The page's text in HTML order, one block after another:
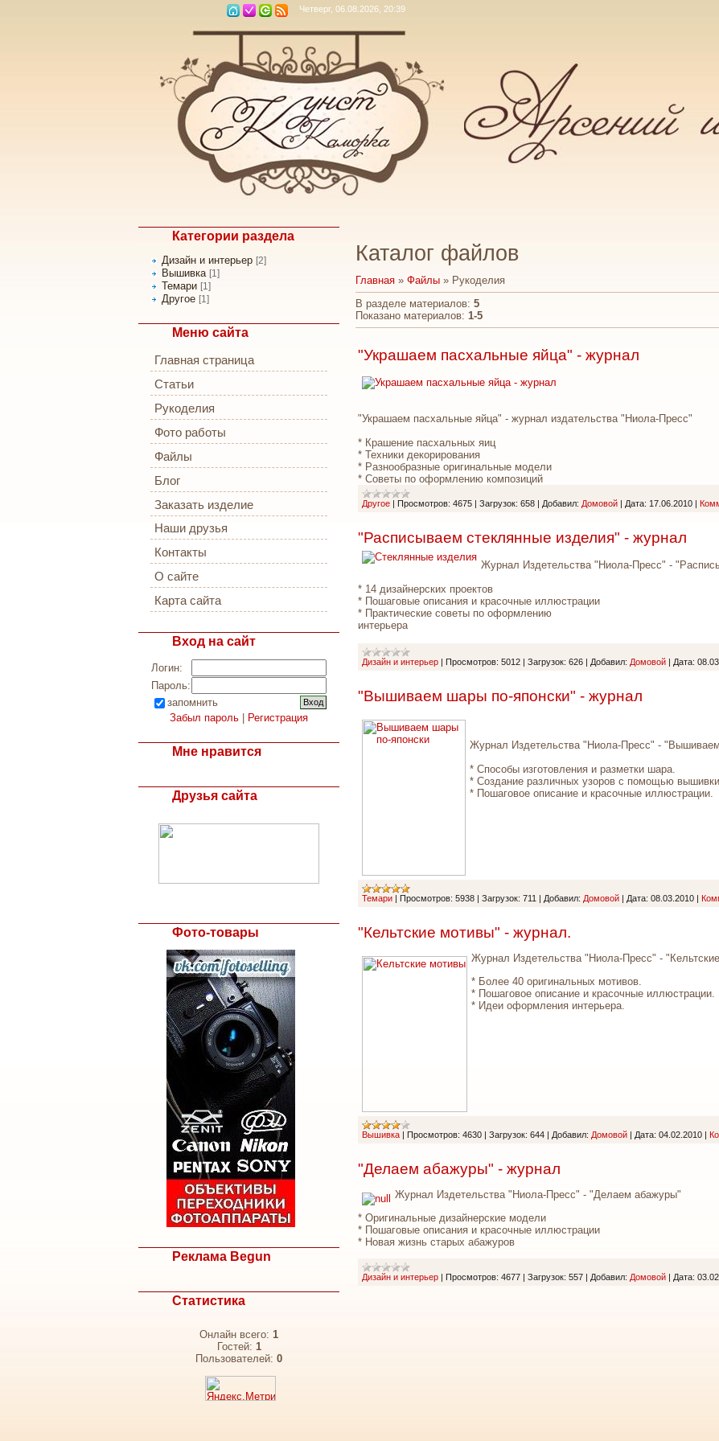
Четверг, 06.08.2026, 20:39
Категории раздела
Дизайн и интерьер [2]
Вышивка [1]
Темари [1]
Другое [1]
Меню сайта
Главная страница
Статьи
Рукоделия
Фото работы
Файлы
Блог
Заказать изделие
Наши друзья
Контакты
О сайте
Карта сайта
Вход на сайт
Логин:
Пароль:
запомнить
Забыл пароль
Регистрация
Мне нравится
Друзья сайта
Фото-товары
Реклама Begun
Статистика
Онлайн всего: 1
Гостей: 1
Пользователей: 0
Каталог файлов
Главная » Файлы » Рукоделия
В разделе материалов: 5
Показано материалов: 1-5
"Украшаем пасхальные яйца" - журнал
"Украшаем пасхальные яйца" - журнал издательства "Ниола-Пресс"
* Крашение пасхальных яиц
* Техники декорирования
* Разнообразные оригинальные модели
* Советы по оформлению композиций
Другое | Просмотров: 4675 | Загрузок: 658 | Добавил: Домовой | Дата: 17.06.2010 |
"Расписываем стеклянные изделия" - журнал
Журнал Издетельства "Ниола-Пресс" -
* 14 дизайнерских проектов
* Пошаговые описания и красочные иллюстрации
* Практические советы по оформлению
интерьера
Дизайн и интерьер | Просмотров: 5012 | Загрузок: 626 | Добавил: Домовой | Дата:
"Вышиваем шары по-японски" - журнал
Журнал Издетельства "Ниола-Пресс" -
* Способы изготовления и разметки шара.
* Создание различных узоров с помощью вышивки
* Пошаговое описание и красочные иллюстрации.
Темари Просмотров: 5938 Загрузок: 711 Добавил: Домовой Дата: 08.03.2010
"Кельтские мотивы" - журнал.
Журнал Издетельства "Ниола-Пресс" -
* Более 40 оригинальных мотивов.
* Пошаговое описание и красочные иллюстрации.
* Идеи оформления интерьера.
Вышивка Просмотров: 4630 Загрузок: 644 Добавил: Домовой Дата: 04.02.2010
"Делаем абажуры" - журнал
Журнал Издетельства "Ниола-Пресс" - "Делаем абажуры"
* Оригинальные дизайнерские модели
* Пошаговые описания и красочные иллюстрации
* Новая жизнь старых абажуров
Дизайн и интерьер | Просмотров: 4677 | Загрузок: 557 | Добавил: Домовой | Дата: